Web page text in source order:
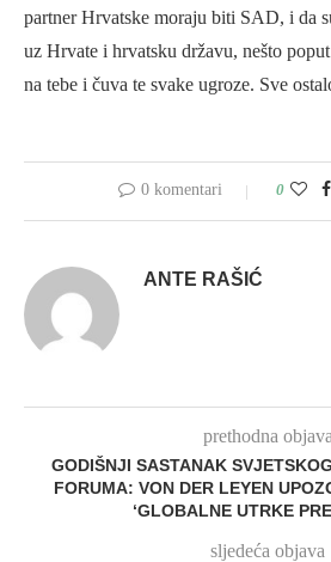
partner Hrvatske moraju biti SAD, i da
uz Hrvate i hrvatsku državu, nešto
na tebe i čuva te svake ugroze. Sve
0 komentari 0
ANTE RAŠIĆ
prethodna objava
GODIŠNJI SASTANAK
FORUMA: VON DER LEYEN
‘GLOBALNE UTRKE
sljedeća objava